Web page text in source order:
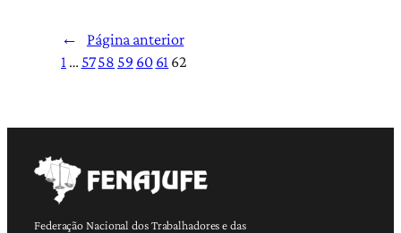
←
Página anterior
1 … 5758 59 60 61 62
Federação Nacional dos Trabalhadores e das